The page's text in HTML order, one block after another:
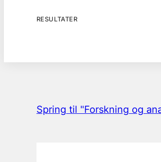
RESULTATER
Spring til "Forskning og